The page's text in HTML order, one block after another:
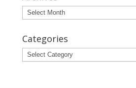
Archives
Categories
Categories